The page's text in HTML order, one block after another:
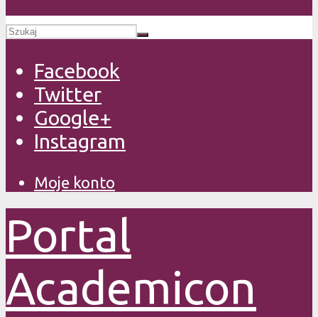
Facebook
Twitter
Google+
Instagram
Moje konto
Portal
Academicon